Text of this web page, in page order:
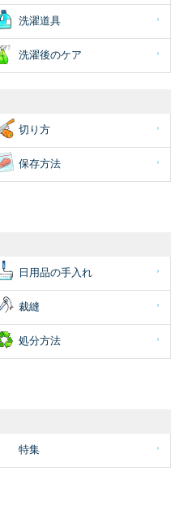
洗濯道具
洗濯後のケア
切り方
保存方法
日用品の手入れ
裁縫
処分方法
特集